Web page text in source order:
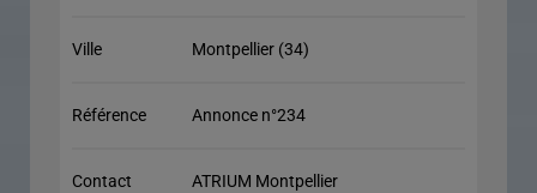
Ville Montpellier (34)
Référence Annonce n°234
Contact
ATRIUM Montpellier